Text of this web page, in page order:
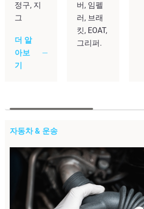
정구, 지
그
더 알
아보
기
버, 임펠
러, 브래
킷, EOAT,
그리퍼.
자동차 & 운송